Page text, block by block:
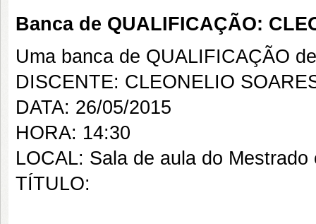
Banca de QUALIFICAÇÃO:
Uma banca de QUALIFICAÇÃO
DISCENTE: CLEONELIO
DATA: 26/05/2015
HORA: 14:30
LOCAL: Sala de aula do Mestrado
TÍTULO: